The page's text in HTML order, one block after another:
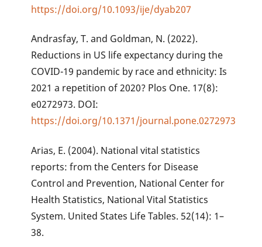
https://doi.org/10.1093/ije/dyab207
Andrasfay, T. and Goldman, N. (2022).
Reductions in US life expectancy during the
COVID-19 pandemic by race and ethnicity: Is
2021 a repetition of 2020? Plos One. 17(8):
e0272973. DOI:
https://doi.org/10.1371/journal.pone.0272973
Arias, E. (2004). National vital statistics
reports: from the Centers for Disease
Control and Prevention, National Center for
Health Statistics, National Vital Statistics
System. United States Life Tables. 52(14): 1–
38.